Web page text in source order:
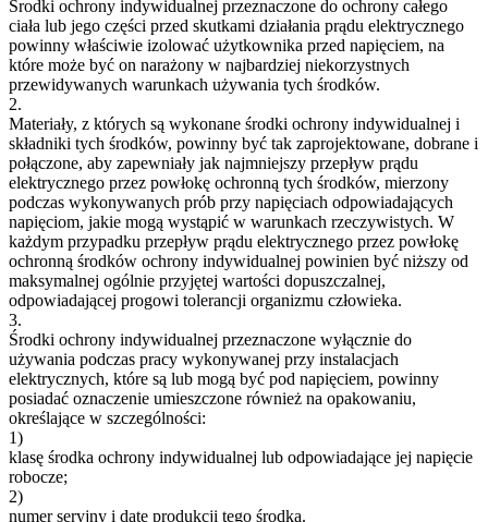
Środki ochrony indywidualnej przeznaczone do ochrony całego
ciała lub jego części przed skutkami działania prądu elektrycznego
powinny właściwie izolować użytkownika przed napięciem, na
które może być on narażony w najbardziej niekorzystnych
przewidywanych warunkach używania tych środków.
2.
Materiały, z których są wykonane środki ochrony indywidualnej i
składniki tych środków, powinny być tak zaprojektowane, dobrane i
połączone, aby zapewniały jak najmniejszy przepływ prądu
elektrycznego przez powłokę ochronną tych środków, mierzony
podczas wykonywanych prób przy napięciach odpowiadających
napięciom, jakie mogą wystąpić w warunkach rzeczywistych. W
każdym przypadku przepływ prądu elektrycznego przez powłokę
ochronną środków ochrony indywidualnej powinien być niższy od
maksymalnej ogólnie przyjętej wartości dopuszczalnej,
odpowiadającej progowi tolerancji organizmu człowieka.
3.
Środki ochrony indywidualnej przeznaczone wyłącznie do
używania podczas pracy wykonywanej przy instalacjach
elektrycznych, które są lub mogą być pod napięciem, powinny
posiadać oznaczenie umieszczone również na opakowaniu,
określające w szczególności:
1)
klasę środka ochrony indywidualnej lub odpowiadające jej napięcie
robocze;
2)
numer seryjny i datę produkcji tego środka.